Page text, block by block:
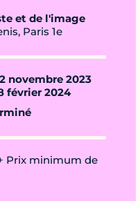
et de l'image
Paris 1e
novembre 2023
février 2024
Prix minimum de